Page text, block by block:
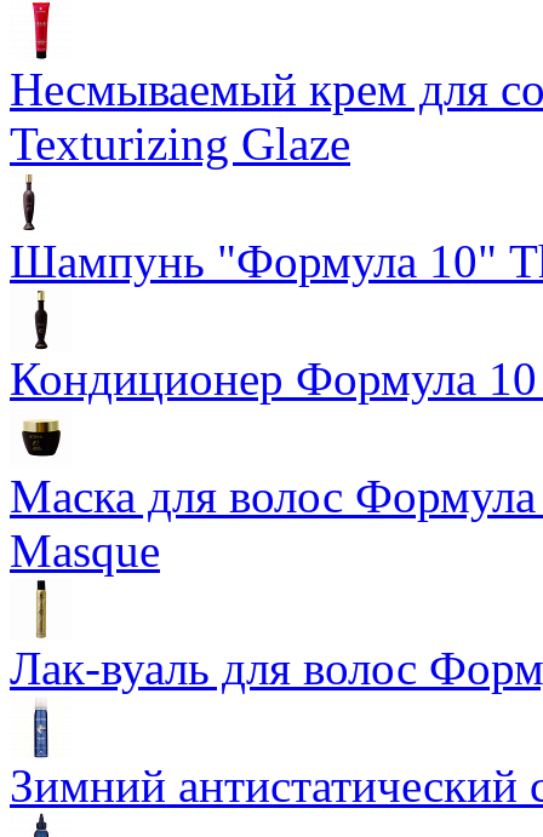
Несмываемый крем для
Texturizing Glaze
Шампунь "Формула 10"
Кондиционер Формула
Маска для волос
Masque
Лак-вуаль для волос
Зимний